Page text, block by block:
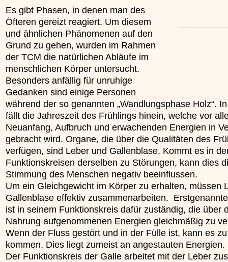
Es gibt Phasen, in denen man des
Öfteren gereizt reagiert. Um diesem
und ähnlichen Phänomenen auf den
Grund zu gehen, wurden im Rahmen
der TCM die natürlichen Abläufe im
menschlichen Körper untersucht.
Besonders anfällig für unruhige
Gedanken sind einige Personen
während der so genannten „Wandlungsphase Holz“.
fällt die Jahreszeit des Frühlings hinein, welche vor
Neuanfang, Aufbruch und erwachenden Energien in
gebracht wird. Organe, die über die Qualitäten des
verfügen, sind Leber und Gallenblase. Kommt es in
Funktionskreisen derselben zu Störungen, kann dies
Stimmung des Menschen negativ beeinflussen.
Um ein Gleichgewicht im Körper zu erhalten, müssen
Gallenblase effektiv zusammenarbeiten.
ist in seinem Funktionskreis dafür zuständig, die über
Nahrung aufgenommenen Energien gleichmäßig zu
Wenn der Fluss gestört und in der Fülle ist, kann es
kommen. Dies liegt zumeist an angestauten Energien.
Der Funktionskreis der Galle arbeitet mit der Leber